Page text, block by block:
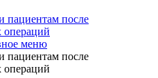
пациентам после
операций
меню
пациентам после
операций